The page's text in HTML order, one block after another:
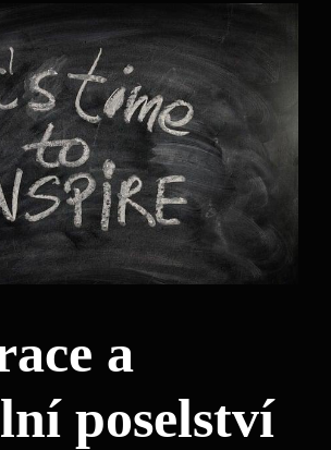
a
poselství